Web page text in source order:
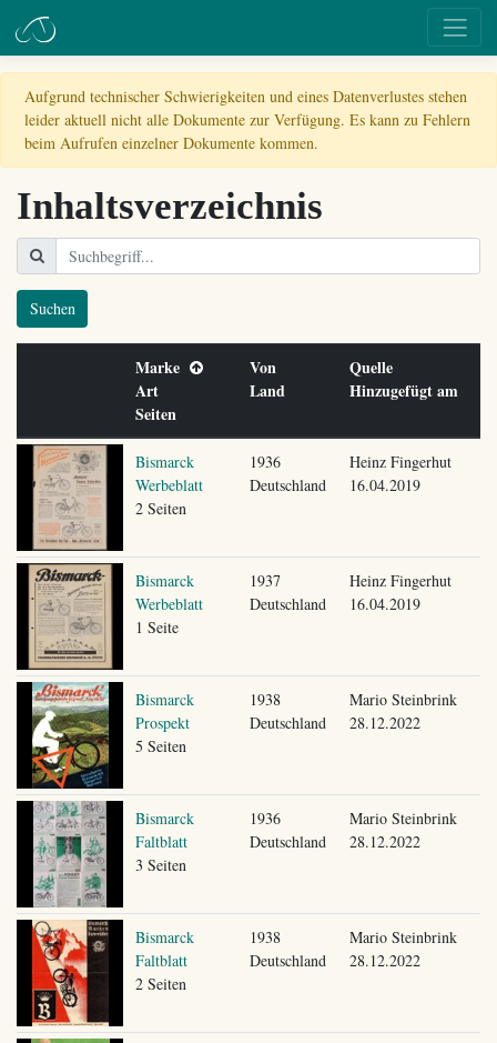
Aufgrund technischer Schwierigkeiten und eines Datenverlustes stehen
leider aktuell nicht alle Dokumente zur Verfügung. Es kann zu Fehlern
beim Aufrufen einzelner Dokumente kommen.
Inhaltsverzeichnis
Suchen
Marke
Art
Seiten
Von
Land
Quelle
Hinzugefügt am
Bismarck
Werbeblatt
2 Seiten
1936
Deutschland
Heinz Fingerhut
16.04.2019
Bismarck
Werbeblatt
1 Seite
1937
Deutschland
Heinz Fingerhut
16.04.2019
Bismarck
Prospekt
5 Seiten
1938
Deutschland
Mario Steinbrink
28.12.2022
Bismarck
Faltblatt
3 Seiten
1936
Deutschland
Mario Steinbrink
28.12.2022
Bismarck
Faltblatt
2 Seiten
1938
Deutschland
Mario Steinbrink
28.12.2022